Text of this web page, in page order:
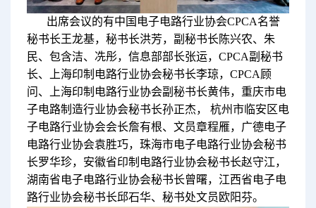
出席会议的有中国电子电路行业协会CPCA名誉
秘书长王龙基，秘书长洪芳，副秘书长陈兴农、朱
民、包含洁、冼彤，信息部部长张运，CPCA副秘书
长、上海印制电路行业协会秘书长李琼，CPCA顾
问、上海印制电路行业协会副秘书长黄伟，重庆市电
子电路制造行业协会秘书长孙正杰， 杭州市临安区电
子电路行业协会会长詹有根、文员章程雁，广德电子
电路行业协会袁胜巧，珠海市电子电路行业协会秘书
长罗华珍，安徽省印制电路行业协会秘书长赵守江，
湖南省电子电路行业协会秘书长曾曙，江西省电子电
路行业协会秘书长邱石华、秘书处文员欧阳芬。